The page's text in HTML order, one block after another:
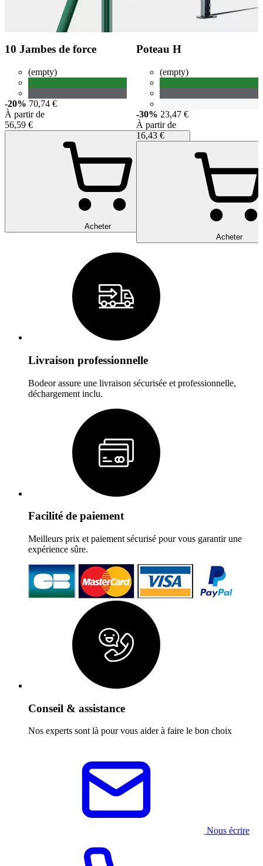
10 Jambes de force
(empty)
-20% 70,74 €
À partir de
56,59 €
Acheter
Poteau H
(empty)
-30% 23,47 €
À partir de
16,43 €
Acheter
Livraison professionnelle
Bodeor assure une livraison sécurisée et professionnelle,
déchargement inclu.
Facilité de paiement
Meilleurs prix et paiement sécurisé pour vous garantir une
expérience sûre.
Conseil & assistance
Nos experts sont là pour vous aider à faire le bon choix
Nous écrire